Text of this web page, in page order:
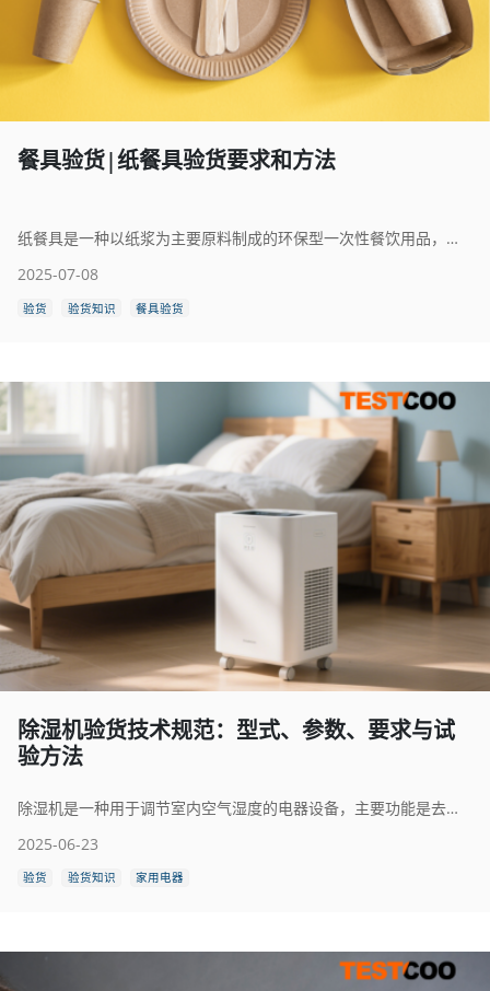
餐具验货|纸餐具验货要求和方法
纸餐具是一种以纸浆为主要原料制成的环保型一次性餐饮用品，广泛应用于快餐店、外卖、聚会、旅游等场景。常见品类包括纸盘、纸碗、纸杯、纸刀叉、纸吸管等，具有轻便、卫生、使用方便的特点。高品质纸餐具通常采用食品级原纸，经过防油、防水、防渗等处理，能够承受一定温度的食物和饮品，确保使用安全。 相比传统塑料餐具，纸餐具更容易降解和回收，符合绿色环保理念，越来越受到消费者和市场的青睐。部分纸餐具还采用可再生资源如竹浆、甘蔗浆等制造，进一步提升其可持续性。随着全球对一次性塑料用品限制政策的加强，纸餐具逐渐成为替代品，在环保与实用之间取得良好平衡，是现代餐饮服务中重要的绿色选择。
2025-07-08
验货 验货知识 餐具验货
除湿机验货技术规范：型式、参数、要求与试
验方法
除湿机是一种用于调节室内空气湿度的电器设备，主要功能是去除空气中的多余水分，保持环境干燥，防止霉菌滋生和物品受潮。它广泛应用于家庭、办公室、图书馆、仓库、地下室等潮湿环境中，尤其适用于梅雨季节或湿度较高的地区。
2025-06-23
验货 验货知识 家用电器